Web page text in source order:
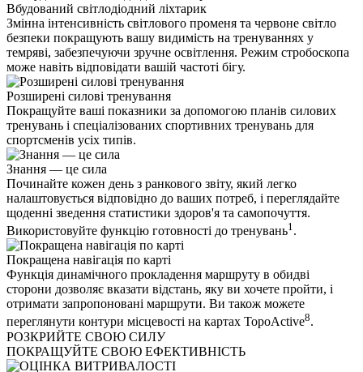
Вбудований світлодіодний ліхтарик
Змінна інтенсивність світлового променя та червоне світло
безпеки покращують вашу видимість на тренуваннях у
темряві, забезпечуючи зручне освітлення. Режим стробоскопа
може навіть відповідати вашій частоті бігу.
Розширені силові тренування
Покращуйте ваші показники за допомогою планів силових
тренувань і спеціалізованих спортивних тренувань для
спортсменів усіх типів.
Знання — це сила
Починайте кожен день з ранкового звіту, який легко
налаштовується відповідно до ваших потреб, і переглядайте
щоденні зведення статистики здоров'я та самопочуття.
Використовуйте функцію готовності до тренувань1 .
Покращена навігація по карті
Функція динамічного прокладення маршруту в обидві
сторони дозволяє вказати відстань, яку ви хочете пройти, і
отримати запропоновані маршрути. Ви також можете
переглянути контури місцевості на картах TopoActive8.
РОЗКРИЙТЕ СВОЮ СИЛУ
ПОКРАЩУЙТЕ СВОЮ ЕФЕКТИВНІСТЬ